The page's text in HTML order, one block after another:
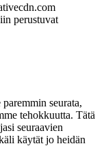
perustuvat
seurata,
tehokkuutta. Tätä
seuraavien
käytät jo heidän